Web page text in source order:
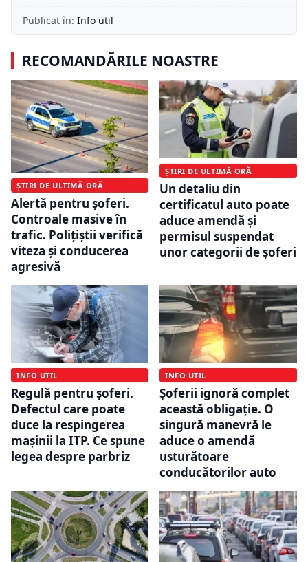
Publicat în: Info util
RECOMANDĂRILE NOASTRE
ȘTIRI DE ULTIMĂ ORĂ
Alertă pentru șoferi.
Controale masive în
trafic. Polițiștii verifică
viteza și conducerea
agresivă
ȘTIRI DE ULTIMĂ ORĂ
Un detaliu din
certificatul auto poate
aduce amendă și
permisul suspendat
unor categorii de șoferi
INFO UTIL
Regulă pentru șoferi.
Defectul care poate
duce la respingerea
mașinii la ITP. Ce spune
legea despre parbriz
INFO UTIL
Șoferii ignoră complet
această obligație. O
singură manevră le
aduce o amendă
usturătoare
conducătorilor auto